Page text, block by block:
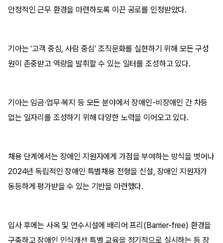
안정적인 근무 환경을 마련하도록 이끈 공로를 인정받았다.
기아는 ‘고객 중심, 사람 중심’ 조직문화를 실현하기 위해 모든 구성
원이 존중받고 역량을 발휘할 수 있는 일터를 조성하고 있다.
기아는 임금·업무·복지 등 모든 분야에서 장애인-비장애인 간 차등
없는 일자리를 조성하기 위해 다양한 노력을 이어오고 있다.
채용 단계에서는 장애인 지원자에게 가점을 부여하는 방식을 벗어나
2024년 독립적인 장애인 특별채용 전형을 신설, 장애인 지원자가
동등하게 평가받을 수 있는 기반을 마련했다.
입사 후에는 사옥 및 연수시설에 배리어 프리(Barrier-free) 환경을
구축하고 장애인 인식개선 특별 교육을 정기적으로 실시하는 등 장